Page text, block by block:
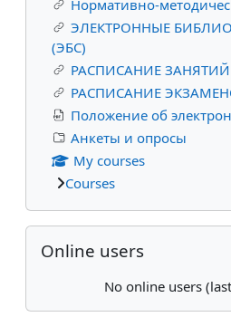
Нормативно-
ЭЛЕКТРОННЫЕ
(ЭБС)
РАСПИСАНИЕ ЗАНЯТИЙ
РАСПИСАНИЕ
Положение об
Анкеты и опросы
My courses
Courses
Skip Online users
Online users
No online users